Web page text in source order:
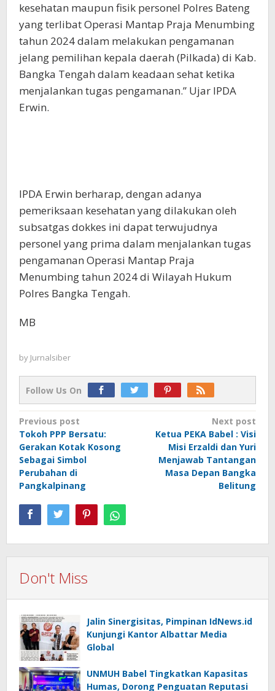
kesehatan maupun fisik personel Polres Bateng
yang terlibat Operasi Mantap Praja Menumbing
tahun 2024 dalam melakukan pengamanan
jelang pemilihan kepala daerah (Pilkada) di Kab.
Bangka Tengah dalam keadaan sehat ketika
menjalankan tugas pengamanan.” Ujar IPDA
Erwin.
IPDA Erwin berharap, dengan adanya
pemeriksaan kesehatan yang dilakukan oleh
subsatgas dokkes ini dapat terwujudnya
personel yang prima dalam menjalankan tugas
pengamanan Operasi Mantap Praja
Menumbing tahun 2024 di Wilayah Hukum
Polres Bangka Tengah.
MB
by Jurnalsiber
Follow Us On
Post
navigation
Previous post
Tokoh PPP Bersatu:
Gerakan Kotak Kosong
Sebagai Simbol
Perubahan di
Pangkalpinang
Next post
Ketua PEKA Babel : Visi
Misi Erzaldi dan Yuri
Menjawab Tantangan
Masa Depan Bangka
Belitung
Don't Miss
Jalin Sinergisitas, Pimpinan IdNews.id
Kunjungi Kantor Albattar Media
Global
UNMUH Babel Tingkatkan Kapasitas
Humas, Dorong Penguatan Reputasi